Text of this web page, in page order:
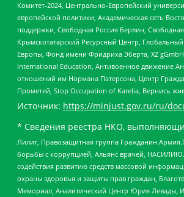
Комитет-2024, Центрально-Европейский
европейской политики, Академическая сеть
поддержки, Свободная Россия Берлин,
Крымскотатарский Ресурсный Центр,
Европы, Фонд имени Фридриха Эберта, XZ
International Education, Антивоенное движение
отношений им Нормана Патерсона, Центр
Прометей, Stop Occupation of Karelia, Вернись
Источник: https://minjust.gov.ru/ru/
* Сведения реестра НКО,
Лилит, Правозащитная группа
борьбы с коррупцией, Альянс врачей,
содействия развитию средств массовой
охраны здоровья и защиты прав граждан,
Мемориал, Аналитический Центр Юрия Левады,